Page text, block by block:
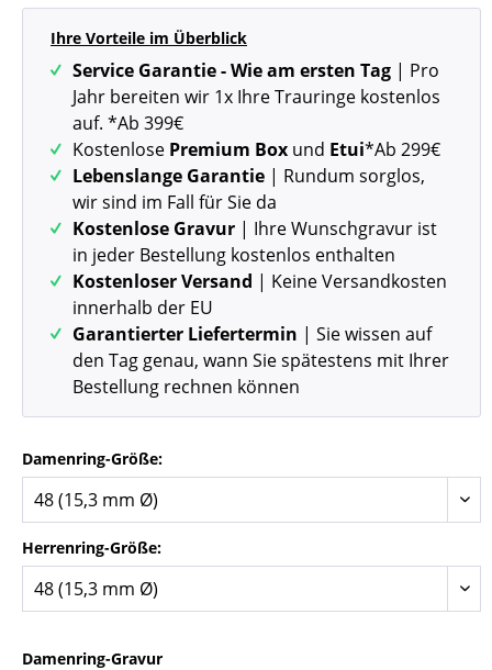
Ihre Vorteile im Überblick
Service Garantie - Wie am ersten Tag | Pro
Jahr bereiten wir 1x Ihre Trauringe kostenlos
auf. *Ab 399€
Kostenlose Premium Box und Etui*Ab 299€
Lebenslange Garantie | Rundum sorglos,
wir sind im Fall für Sie da
Kostenlose Gravur | Ihre Wunschgravur ist
in jeder Bestellung kostenlos enthalten
Kostenloser Versand | Keine Versandkosten
innerhalb der EU
Garantierter Liefertermin | Sie wissen auf
den Tag genau, wann Sie spätestens mit Ihrer
Bestellung rechnen können
Damenring-Größe:
Herrenring-Größe:
Damenring-Gravur